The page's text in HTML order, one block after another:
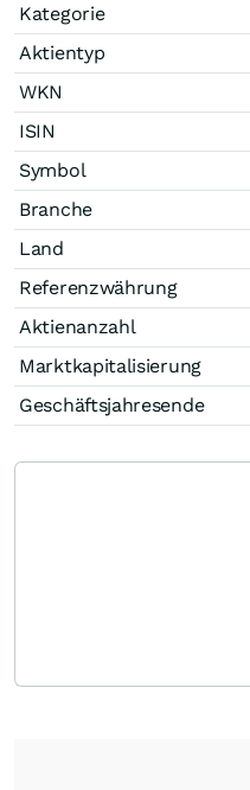
Kategorie
Aktientyp
WKN
ISIN
Symbol
Branche
Land
Referenzwährung
Aktienanzahl
Marktkapitalisierung
Geschäftsjahresende